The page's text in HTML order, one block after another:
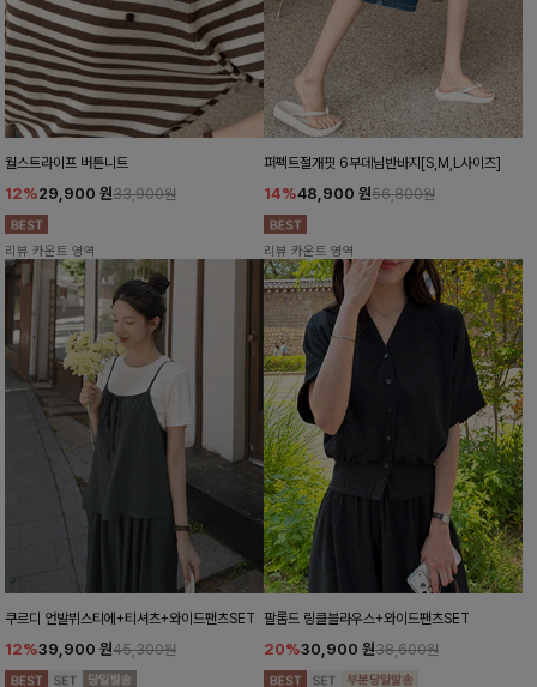
월스트라이프 버튼니트
12%29,900 원33,900원
리뷰 카운트 영역
퍼펙트절개핏 6부데님반바지[S,M,L사이즈]
14%48,900 원56,800원
리뷰 카운트 영역
쿠르디 언발뷔스티에+티셔츠+와이드팬츠SET
12%39,900 원45,300원
팔롬드 링클블라우스+와이드팬츠SET
20%30,900 원38,600원